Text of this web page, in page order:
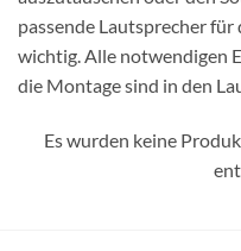
passende Lautsprecher
wichtig. Alle notwendigen
die Montage sind in den
Es wurden keine